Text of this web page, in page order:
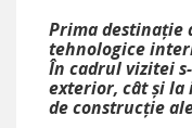
Prima destinație
tehnologice
În cadrul vizitei
exterior, cât și
de construcție